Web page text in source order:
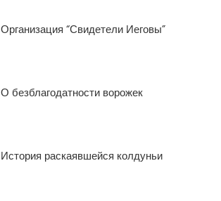
Организация “Свидетели Иеговы”
О безблагодатности ворожек
История раскаявшейся колдуньи